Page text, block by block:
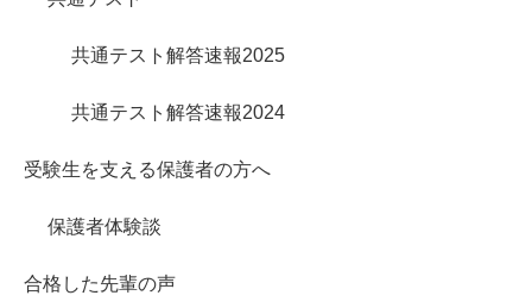
共通テスト解答速報2025
共通テスト解答速報2024
受験生を支える保護者の方へ
保護者体験談
合格した先輩の声